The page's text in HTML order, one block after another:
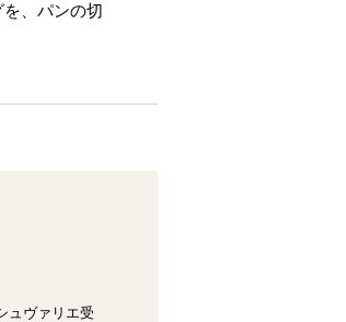
、パンの切
ュヴァリエ受